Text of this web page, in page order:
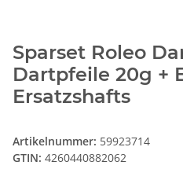
Sparset Roleo
Dartpfeile 20g +
Ersatzshafts
Artikelnummer: 59923714
GTIN: 4260440882062